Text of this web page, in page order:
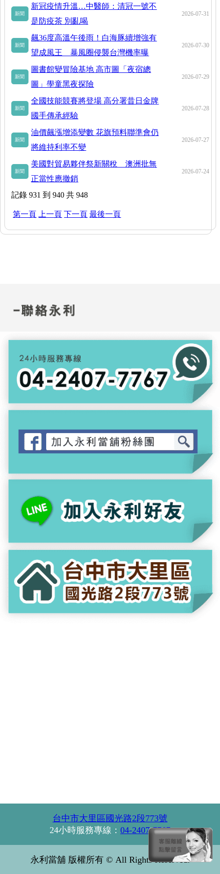
新聞
新冠疫情升溫…中醫師：清冠一號不
是防疫茶 別亂喝
2026-07-31
新聞
飆36度高溫午後雨！白海豚續增強有
望成風王 暴風圈侵襲台灣機率曝
2026-07-30
新聞
圖書館變冒險基地 高市圖「夜宿總
圖」學童黑夜探險
2026-07-29
新聞
全國技能競賽將登場 高分署昔日金牌
國手傳承經驗
2026-07-28
新聞
油價飆漲增添變數 花旗預料聯準會仍
將維持利率不變
2026-07-27
新聞
美國對貿易夥伴祭新關稅 澳洲批無
正當性應撤銷
2026-07-24
記錄 931 到 940 共 948
第一頁 上一頁 下一頁 最後一頁
台中市大里區國光路2段773號
24小時服務專線： 04-2407-7767
永利當舖 版權所有 © All Rights Reserved.